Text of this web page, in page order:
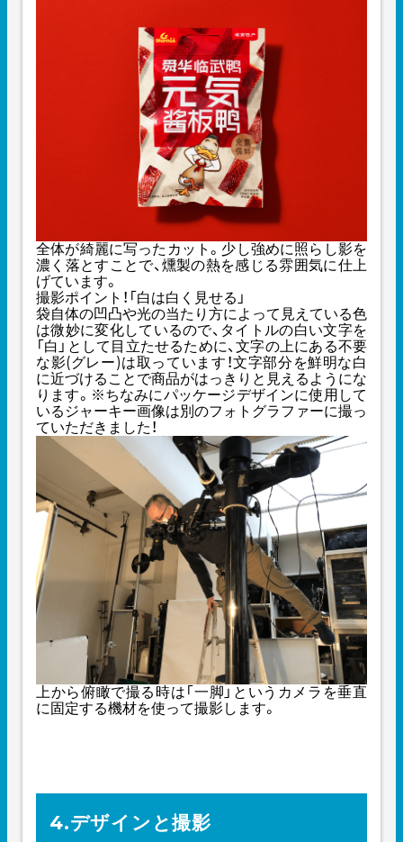
全体が綺麗に写ったカット。少し強めに照らし影を
濃く落とすことで、燻製の熱を感じる雰囲気に仕上
げています。
撮影ポイント！「白は白く見せる」
袋自体の凹凸や光の当たり方によって見えている色
は微妙に変化しているので、タイトルの白い文字を
「白」として目立たせるために、文字の上にある不要
な影(グレー)は取っています！文字部分を鮮明な白
に近づけることで商品がはっきりと見えるようにな
ります。※ちなみにパッケージデザインに使用して
いるジャーキー画像は別のフォトグラファーに撮っ
ていただきました！
上から俯瞰で撮る時は「一脚」というカメラを垂直
に固定する機材を使って撮影します。
4.デザインと撮影